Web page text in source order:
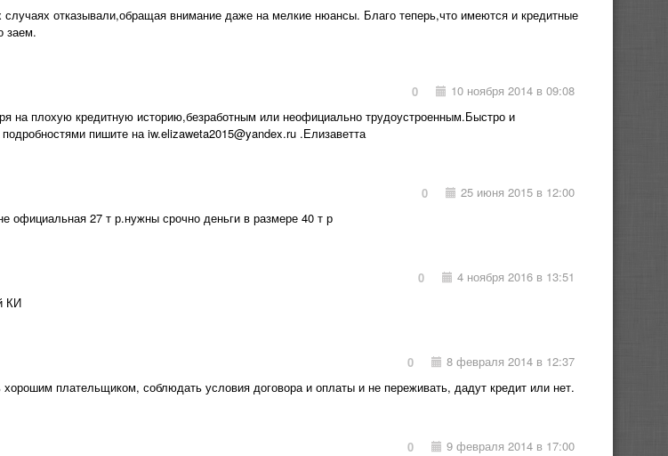
отказывали,обращая внимание даже на мелкие нюансы. Благо теперь,что имеются и кредитные
заем.
10 ноября 2014 в 09:08
0
на плохую кредитную историю,безработным или неофициально трудоустроенным.Быстро и
пишите на iw.elizaweta2015@yandex.ru .Елизаветта
25 июня 2015 в 12:00
0
официальная 27 т р.нужны срочно деньги в размере 40 т р
4 ноября 2016 в 13:51
0
КИ
8 февраля 2014 в 12:37
0
плательщиком, соблюдать условия договора и оплаты и не переживать, дадут кредит или нет.
9 февраля 2014 в 17:00
0